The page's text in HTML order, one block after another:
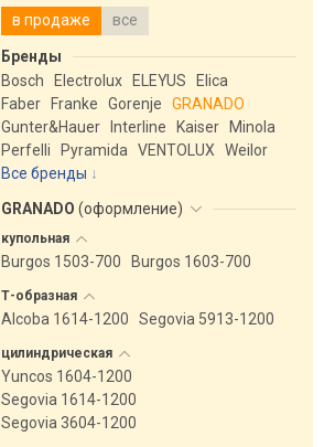
в продаже все
Бренды
Bosch
Electrolux ELEYUS
Elica
Faber
Franke Gorenje
GRANADO
Gunter&Hauer
Interline Kaiser
Minola
Perfelli
Pyramida VENTOLUX
Weilor
Все бренды
GRANADO (оформление)
купольная
Burgos 1503-700 Burgos 1603-700
Т-образная
Alcoba 1614-1200 Segovia 5913-1200
цилиндрическая
Yuncos 1604-1200
Segovia 1614-1200
Segovia 3604-1200